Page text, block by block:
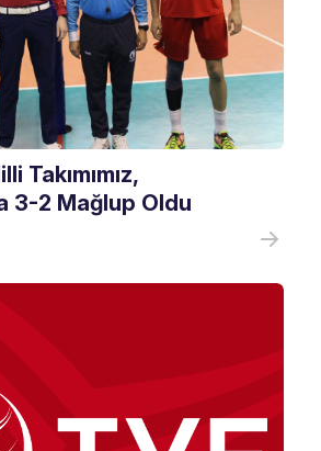
Takımımız,
3-2 Mağlup Oldu